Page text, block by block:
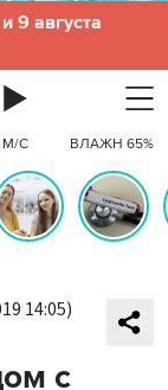
9 августа
М/С ВЛАЖН 65%
14:05)
с